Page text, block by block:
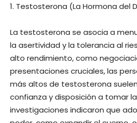
1. Testosterona (La Hormona del
La testosterona se asocia a
la asertividad y la tolerancia al
alto rendimiento, como
presentaciones cruciales, las
más altos de testosterona
confianza y disposición a tomar
investigaciones indicaron que